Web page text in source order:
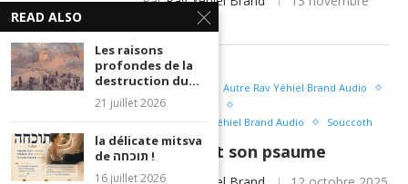
Autre Audio
Autre Rav Yéhiel Brand Audio
Les Fêtes Audio
Les Fêtes Rav Yéhiel Brand Audio
Souccoth
Soukot et son psaume
READ ALSO
Les raisons
profondes de la
destruction du...
21 juillet 2026
la délicate mitsva
de תוכחה !
16 juillet 2026